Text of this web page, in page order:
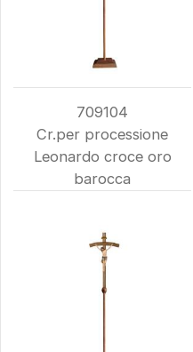
709104
Cr.per processione
Leonardo croce oro
barocca